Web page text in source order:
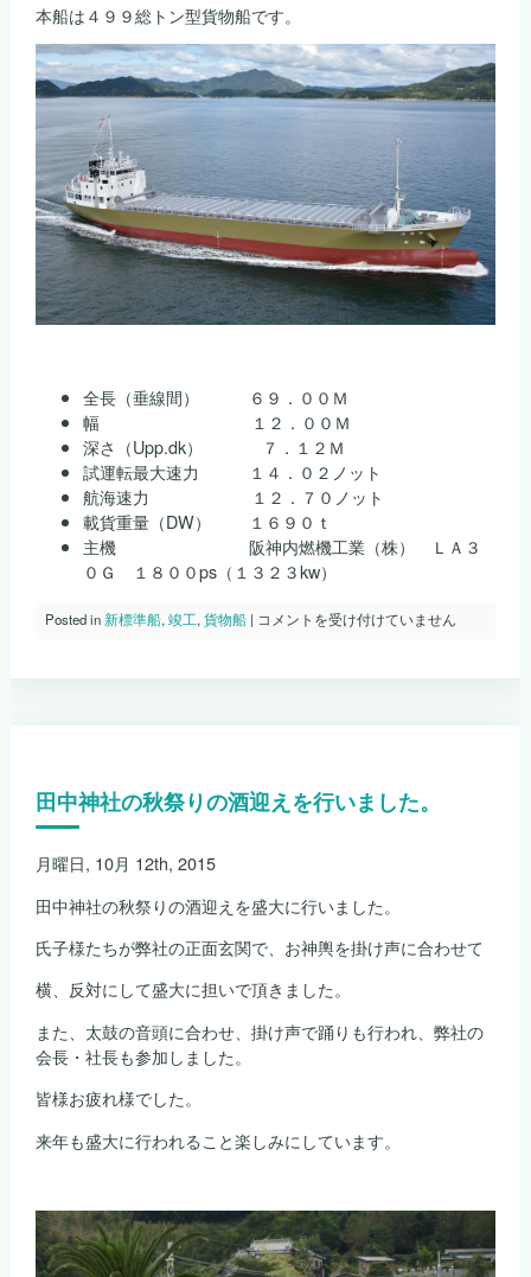
た。
は
本船は４９９総トン型貨物船です。
全長（垂線間） ６９．００Ｍ
幅 １２．００Ｍ
深さ（Upp.dk） ７．１２Ｍ
試運転最大速力 １４．０２ノット
航海速力 １２．７０ノット
載貨重量（DW） １６９０ｔ
主機 阪神内燃機工業（株） ＬＡ３
０Ｇ １８００ps（１３２３kw）
Posted in新標準船,竣工,貨物船 | Ｓ
丸
ま
し
た。
は
コメントを受け付けていません
田中神社の秋祭りの酒迎えを行いました。
月曜日, 10月 12th, 2015
田中神社の秋祭りの酒迎えを盛大に行いました。
氏子様たちが弊社の正面玄関で、お神輿を掛け声に合わせて
横、反対にして盛大に担いで頂きました。
また、太鼓の音頭に合わせ、掛け声で踊りも行われ、弊社の
会長・社長も参加しました。
皆様お疲れ様でした。
来年も盛大に行われること楽しみにしています。